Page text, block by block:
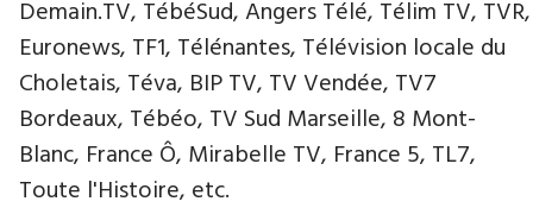
Demain.TV, TébéSud, Angers Télé, Télim TV, TVR,
Euronews, TF1, Télénantes, Télévision locale du
Choletais, Téva, BIP TV, TV Vendée, TV7
Bordeaux, Tébéo, TV Sud Marseille, 8 Mont-
Blanc, France Ô, Mirabelle TV, France 5, TL7,
Toute l'Histoire, etc.